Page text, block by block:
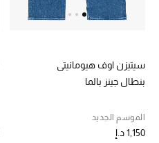
سيتيزن اوف هيومانيتي
بنطال جينز بالما
الموسم الجديد
1,150 د.إ